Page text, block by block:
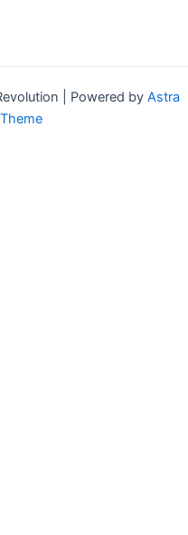
| Powered by Astra